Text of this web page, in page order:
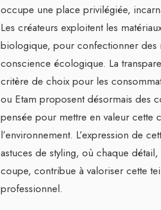
occupe une place privilégiée,
Les créateurs exploitent les
biologique, pour confectionner des
conscience écologique. La
critère de choix pour les
ou Etam proposent désormais des
pensée pour mettre en valeur cette
l’environnement. L’expression de
astuces de styling, où chaque
coupe, contribue à valoriser cette
professionnel.